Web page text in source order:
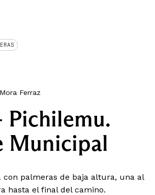
Ferraz
Pichilemu.
Municipal
con palmeras de baja altura, una al
hasta el final del camino.